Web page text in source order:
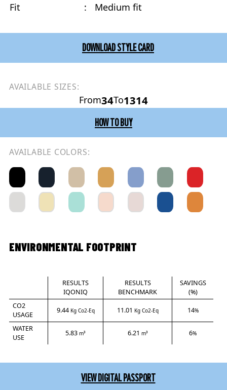
Fit
: Medium fit
DOWNLOAD STYLE CARD
AVAILABLE SIZES:
From34To1314
HOW TO BUY
AVAILABLE COLORS:
ENVIRONMENTAL FOOTPRINT
RESULTS
IQONIQ
RESULTS
BENCHMARK
SAVINGS
(%)
CO2
USAGE
9.44 Kg Co2-Eq 11.01 Kg Co2-Eq 14%
WATER
USE
5.83 m³ 6.21 m³ 6%
VIEW DIGITAL PASSPORT